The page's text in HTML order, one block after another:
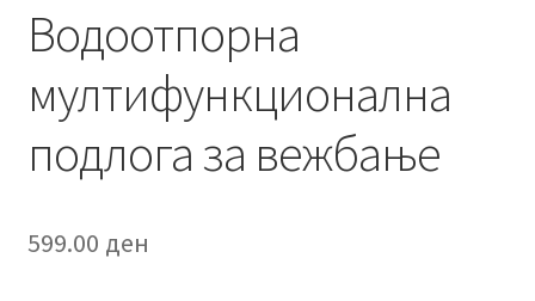
Водоотпорна
мултифункционална
подлога за вежбање
599.00 ден